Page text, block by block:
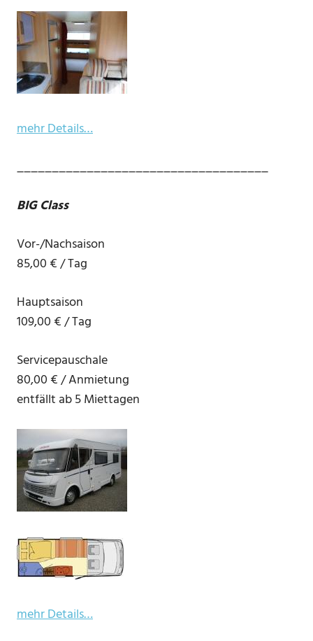
mehr Details…
____________________________________
BIG Class
Vor-/Nachsaison
85,00 € / Tag
Hauptsaison
109,00 € / Tag
Servicepauschale
80,00 € / Anmietung
entfällt ab 5 Miettagen
mehr Details…